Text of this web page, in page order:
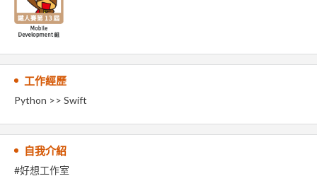
工作經歷
Python >> Swift
自我介紹
#好想工作室